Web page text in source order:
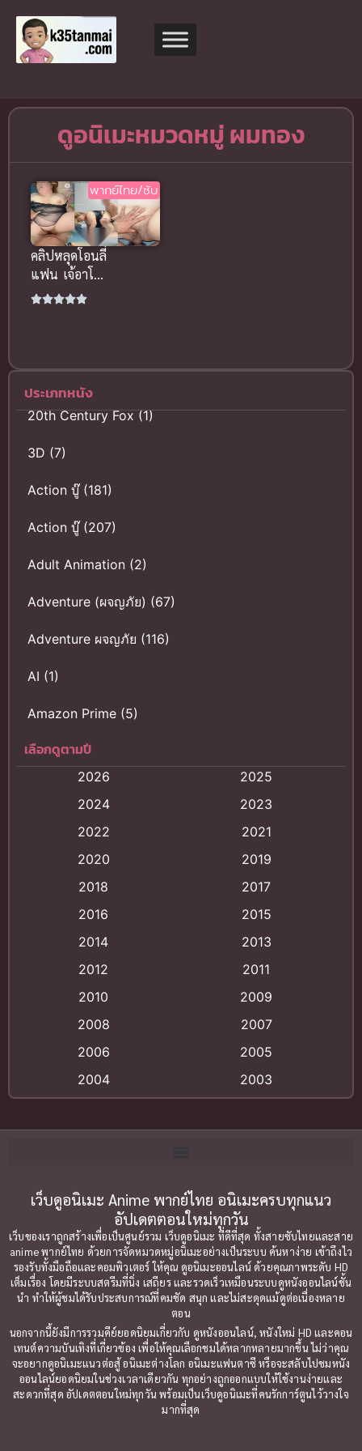
ดูอนิเมะหมวดหมู่ ผมทอง
พากย์ไทย/ซับ
คลิปหลุดโอนลี่
แฟน เจ้อาโฮลิ
หุ่นอวบผมทอง
ประเภทหนัง
20th Century Fox(1)
3D (7)
Action บู๊(181)
Action บู๊(207)
Adult Animation (2)
Adventure (ผจญภัย) (67)
Adventure ผจญภัย (116)
AI (1)
Amazon Prime (5)
Anal (ประตูหลัง)
Animation การ์ตูน
Animation อนิเมะ
Animation แอนิเมชั่น
(9)
Big tits (นมใหญ่)
Bitch (ผู้หญิงร่าน)
Bondage (ทาส)(1)
Censored (เซ็นเซอร์)(19)
Comedy (ตลก)(79)
Comedy ตลก
Comic Book การ์ตูน(1)
Coming of Age ก้าวพ้นวัย (7)
(6)
เลือกดูตามปี
2026
2025
2024
2023
2022
2021
2020
2019
2018
2017
2016
2015
2014
2013
2012
2011
2010
2009
2008
2007
2006
2005
2004
2003
2000
1999
1996
1990
1989
1988
1987
1985
1984
1983
1982
1981
1980
1979
1977
1972
เว็บดูอนิเมะ Anime พากย์ไทย อนิเมะครบทุกแนว
อัปเดตตอนใหม่ทุกวัน
เว็บของเราถูกสร้างเพื่อเป็นศูนย์รวม เว็บดูอนิเมะ ที่ดีที่สุด ทั้งสายซับไทยและสาย
anime พากย์ไทย ด้วยการจัดหมวดหมู่อนิเมะอย่างเป็นระบบ ค้นหาง่าย เข้าถึงไว
รองรับทั้งมือถือและคอมพิวเตอร์ ให้คุณ ดูอนิเมะออนไลน์ ด้วยคุณภาพระดับ HD
เต็มเรื่อง โดยมีระบบสตรีมที่นิ่ง เสถียร และรวดเร็วเหมือนระบบดูหนังออนไลน์ชั้น
นำ ทำให้ผู้ชมได้รับประสบการณ์ที่คมชัด สนุก และไม่สะดุดแม้ดูต่อเนื่องหลาย
ตอน
นอกจากนี้ยังมีการรวมคีย์ยอดนิยมเกี่ยวกับ ดูหนังออนไลน์, หนังใหม่ HD และคอน
เทนต์ความบันเทิงที่เกี่ยวข้อง เพื่อให้คุณเลือกชมได้หลากหลายมากขึ้น ไม่ว่าคุณ
จะอยากดูอนิเมะแนวต่อสู้ อนิเมะต่างโลก อนิเมะแฟนตาซี หรือจะสลับไปชมหนัง
ออนไลน์ยอดนิยมในช่วงเวลาเดียวกัน ทุกอย่างถูกออกแบบให้ใช้งานง่ายและ
สะดวกที่สุด อัปเดตตอนใหม่ทุกวัน พร้อมเป็นเว็บดูอนิเมะที่คนรักการ์ตูนไว้วางใจ
มากที่สุด